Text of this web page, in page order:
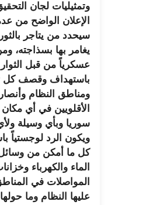
وتمثيليات لجان
الإعلان الواضح من
سيحدد من يتاجر
يغامر بها بسذاجته،
عسكرياً من قبل
باستهداف وقصف كل
ومناطق النظام
الأقلويين في أي
سوريا وبأي وسيلة
ويكون الرد لوجستياً
كل ما أمكن من وسائل
الماء والكهرباء
المواصلات في
عليها النظام وما